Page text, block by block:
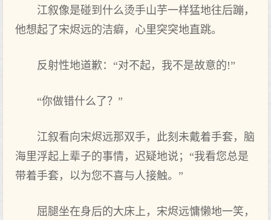
江叙像是碰到什么烫手山芋一样猛地往后蹦，
他想起了宋烬远的洁癖，心里突突地直跳。
反射性地道歉：“对不起，我不是故意的!”
“你做错什么了？”
江叙看向宋烬远那双手，此刻未戴着手套，脑
海里浮起上辈子的事情，迟疑地说；“我看您总是
带着手套，以为您不喜与人接触。”
屈腿坐在身后的大床上，宋烬远慵懒地一笑，